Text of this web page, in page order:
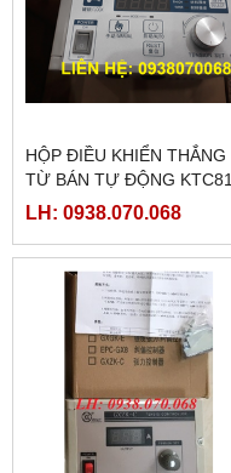
HỘP ĐIỀU KHIỂN THẮNG
TỪ BÁN TỰ ĐỘNG
LH: 0938.070.068